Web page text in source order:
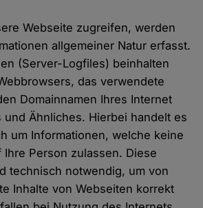
Webseite zugreifen, werden
allgemeiner Natur erfasst.
(Server-Logfiles) beinhalten
das verwendete
Domainnamen Ihres Internet
und Ähnliches. Hierbei handelt es
um Informationen, welche keine
Ihre Person zulassen. Diese
technisch notwendig, um von
Inhalte von Webseiten korrekt